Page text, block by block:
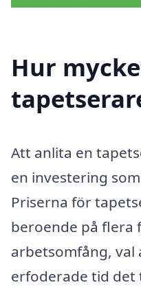
Hur
Att anlita en
en investering
Priserna för
beroende på flera
arbetsomfång, val
erfoderade tid